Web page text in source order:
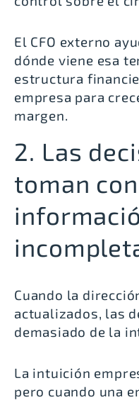
El CFO externo
dónde viene esa
estructura
empresa para
margen.
2. Las
toman con
Cuando la
actualizados, las
demasiado de la
La intuición
pero cuando una